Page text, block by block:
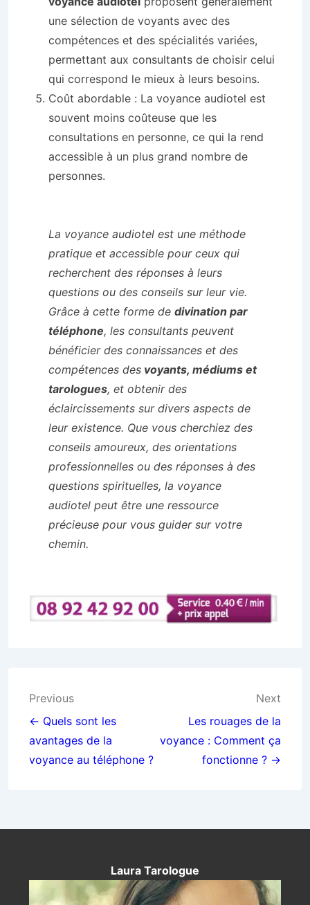
une sélection de voyants avec des
compétences et des spécialités variées,
permettant aux consultants de choisir celui
qui correspond le mieux à leurs besoins.
Coût abordable : La voyance audiotel est
souvent moins coûteuse que les
consultations en personne, ce qui la rend
accessible à un plus grand nombre de
personnes.
La voyance audiotel est une méthode
pratique et accessible pour ceux qui
recherchent des réponses à leurs
questions ou des conseils sur leur vie.
Grâce à cette forme de divination par
téléphone, les consultants peuvent
bénéficier des connaissances et des
compétences des voyants, médiums et
tarologues, et obtenir des
éclaircissements sur divers aspects de
leur existence. Que vous cherchiez des
conseils amoureux, des orientations
professionnelles ou des réponses à des
questions spirituelles, la voyance
audiotel peut être une ressource
précieuse pour vous guider sur votre
chemin.
Navigation
de
l’article
Previous
← Quels sont les
avantages de la
voyance au téléphone ?
Next
Les rouages de la
voyance : Comment ça
fonctionne ? →
Laura Tarologue